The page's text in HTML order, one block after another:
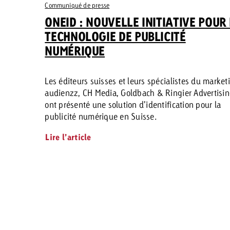
Communiqué de presse
ONEID : NOUVELLE INITIATIVE
TECHNOLOGIE DE PUBLICITÉ
NUMÉRIQUE
Les éditeurs suisses et leurs spécialistes du
audienzz, CH Media, Goldbach & Ringier
ont présenté une solution d’identification pour la
publicité numérique en Suisse.
Lire l’article